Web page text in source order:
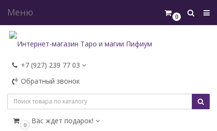
Меню 0
+7 (927) 239 77 03
Обратный звонок
0 Вас ждет подарок!